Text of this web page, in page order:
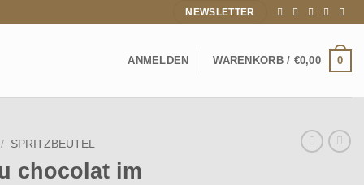
NEWSLETTER
ANMELDEN WARENKORB / €0,00 0
/ SPRITZBEUTEL
chocolat im